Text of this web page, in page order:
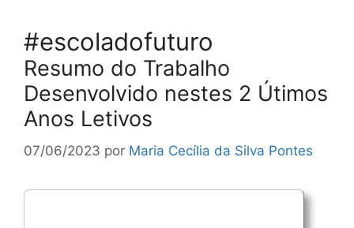
#escoladofuturo
Resumo do Trabalho
Desenvolvido nestes 2 Útimos
Anos Letivos
07/06/2023 por Maria Cecília da Silva Pontes